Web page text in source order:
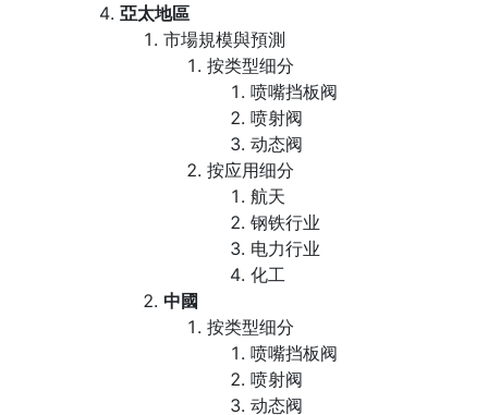
亞太地區
市場規模與預測
按类型细分
喷嘴挡板阀
喷射阀
动态阀
按应用细分
航天
钢铁行业
电力行业
化工
中國
按类型细分
喷嘴挡板阀
喷射阀
动态阀